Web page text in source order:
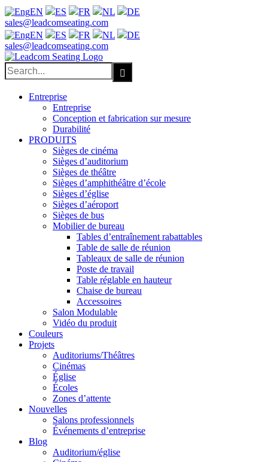
EN ES FR NL
DE
Facebook
X
LinkedIn
YouTube
sales@leadcomseating.com
EN
ES FR NL
DE
sales@leadcomseating.com
Search
for:
Entreprise
Entreprise
Conception et fabrication sur mesure
Durabilité
PRODUITS
Sièges de cinéma
Sièges d’auditorium
Sièges de théâtre
Sièges d’amphithéâtre d’école
Sièges d’église
Sièges d’aéroport
Sièges de bus
Mobilier de bureau
Tables d’entraînement rabattables
Table de salle de réunion
Tableaux de salle de réunion
Poste de travail
Table réglable en hauteur
Chaise de bureau
Accessoires
Salon Modulable
Vidéo du produit
Couleurs
Projets
Auditoriums/Théâtres
Cinémas
Église
Écoles
Zones d’attente
Nouvelles
Salons professionnels
Événements d’entreprise
Blog
Auditorium/église